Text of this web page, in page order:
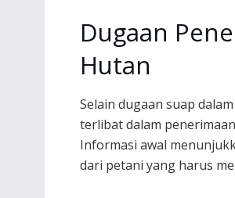
Dugaan
Hutan
Selain dugaan suap
terlibat dalam
Informasi awal
dari petani yang harus